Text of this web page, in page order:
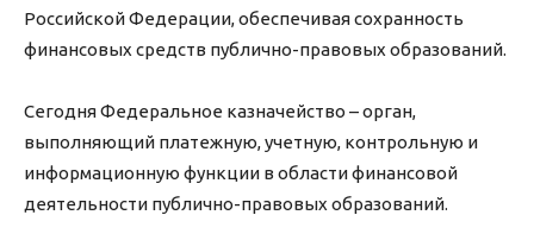
Российской Федерации, обеспечивая сохранность
финансовых средств публично-правовых образований.
Сегодня Федеральное казначейство – орган,
выполняющий платежную, учетную, контрольную и
информационную функции в области финансовой
деятельности публично-правовых образований.